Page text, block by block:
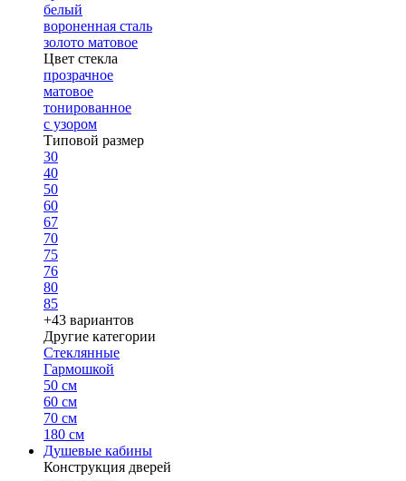
белый
вороненная сталь
золото матовое
Цвет стекла
прозрачное
матовое
тонированное
с узором
Типовой размер
30
40
50
60
67
70
75
76
80
85
+43 вариантов
Другие категории
Стеклянные
Гармошкой
50 см
60 см
70 см
180 см
Душевые кабины
Конструкция дверей